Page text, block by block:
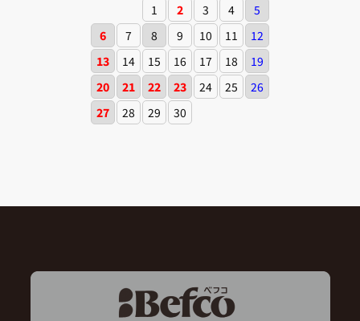
1
2 3 4
5
6
7 8 9 10 11
12
13
14 15 16 17 18
19
20
21 22 23 24 25
26
27
28 29 30